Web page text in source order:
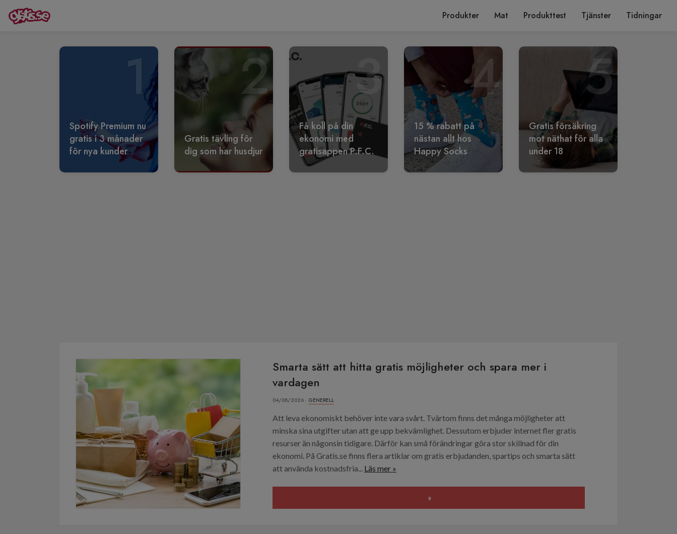
Produkter Mat Produkttest Tjänster Tidningar
1
Spotify Premium nu
gratis i 3 månader
för nya kunder
2
Gratis tävling för
dig som har husdjur
3
Få koll på din
ekonomi med
gratisappen P.F.C.
4
15 % rabatt på
nästan allt hos
Happy Socks
5
Gratis försäkring
mot näthat för alla
under 18
Smarta sätt att hitta gratis möjligheter och spara mer i
vardagen
04/08/2026 · GENERELL
Att leva ekonomiskt behöver inte vara svårt. Tvärtom finns det många möjligheter att
minska sina utgifter utan att ge upp bekvämlighet. Dessutom erbjuder internet fler gratis
resurser än någonsin tidigare. Därför kan små förändringar göra stor skillnad för din
ekonomi. På Gratis.se finns flera artiklar om gratis erbjudanden, spartips och smarta sätt
att använda kostnadsfria... Läs mer »
»